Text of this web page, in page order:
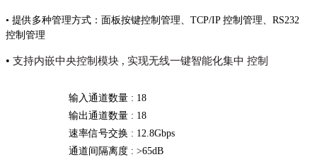
• 提供多种管理方式：面板按键控制管理、TCP/IP 控制管理、RS232
控制管理
• 支持内嵌中央控制模块 , 实现无线一键智能化集中 控制
输入通道数量 : 18
输出通道数量 : 18
速率信号交换 : 12.8Gbps
通道间隔离度 : >65dB